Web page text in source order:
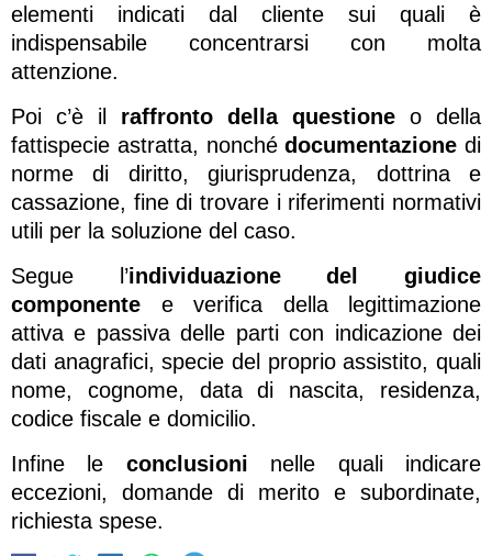
elementi indicati dal cliente sui quali è
indispensabile concentrarsi con molta
attenzione.
Poi c’è il raffronto della questione o della
fattispecie astratta, nonchédocumentazione di
norme di diritto, giurisprudenza, dottrina e
cassazione, fine di trovare i riferimenti normativi
utili per la soluzione del caso.
Segue l’individuazione del giudice
componente e verifica della legittimazione
attiva e passiva delle parti con indicazione dei
dati anagrafici, specie del proprio assistito, quali
nome, cognome, data di nascita, residenza,
codice fiscale e domicilio.
Infine le conclusioni nelle quali indicare
eccezioni, domande di merito e subordinate,
richiesta spese.